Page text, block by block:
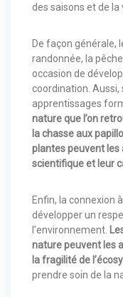
des saisons et de la
De façon générale,
randonnée, la
occasion de
coordination. Aussi,
apprentissages
nature que l’on
la chasse aux
plantes peuvent les
scientifique et leur
Enfin, la connexion
développer un
l’environnement.
nature peuvent les
la fragilité de
prendre soin de la